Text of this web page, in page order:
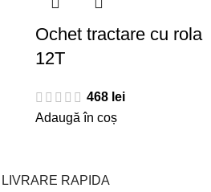
Ochet tractare cu rola
12T
468 lei
Adaugă în coș
LIVRARE RAPIDA